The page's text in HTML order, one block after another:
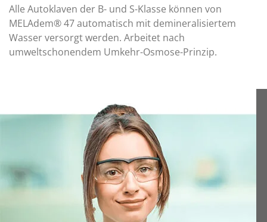
Alle Autoklaven der B- und S-Klasse können von
MELAdem® 47 automatisch mit demineralisiertem
Wasser versorgt werden. Arbeitet nach
umweltschonendem Umkehr-Osmose-Prinzip.